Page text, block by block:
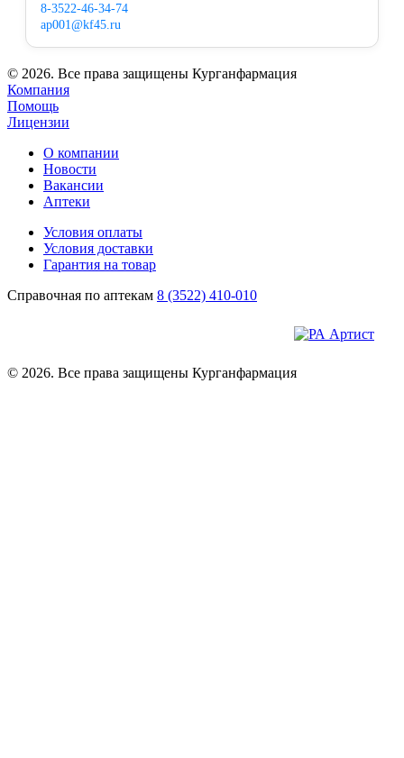
8-3522-46-34-74
ap001@kf45.ru
© 2026. Все права защищены Курганфармация
Компания
Помощь
Лицензии
О компании
Новости
Вакансии
Аптеки
Условия оплаты
Условия доставки
Гарантия на товар
Справочная по аптекам 8 (3522) 410-010
© 2026. Все права защищены Курганфармация